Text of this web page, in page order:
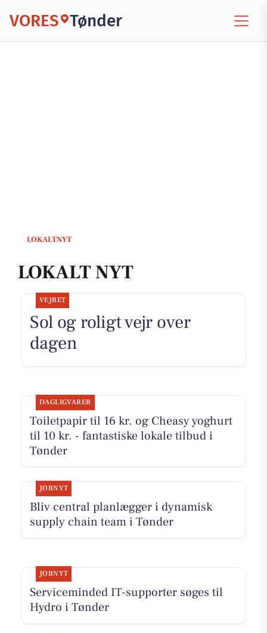
VORES Tønder
LOKALTNYT
LOKALT NYT
VEJRET
Sol og roligt vejr over
dagen
DAGLIGVARER
Toiletpapir til 16 kr. og Cheasy yoghurt
til 10 kr. - fantastiske lokale tilbud i
Tønder
JOBNYT
Bliv central planlægger i dynamisk
supply chain team i Tønder
JOBNYT
Serviceminded IT-supporter søges til
Hydro i Tønder